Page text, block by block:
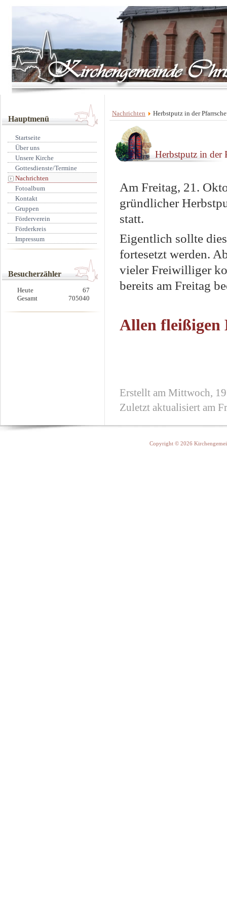
Hauptmenü
Startseite
Über uns
Unsere Kirche
Gottesdienste/Termine
Nachrichten
Fotoalbum
Kontakt
Gruppen
Förderverein
Förderkreis
Impressum
Besucherzähler
Heute
67
Gesamt
705040
Nachrichten Herbstputz in der
Herbstputz in der
Am Freitag, 21.
gründlicher
statt.
Eigentlich sollte
fortesetzt werden.
vieler Freiwilliger
bereits am Freitag
Allen fleißigen
Erstellt am Mittwoch,
Zuletzt aktualisiert am
Copyright © 2026